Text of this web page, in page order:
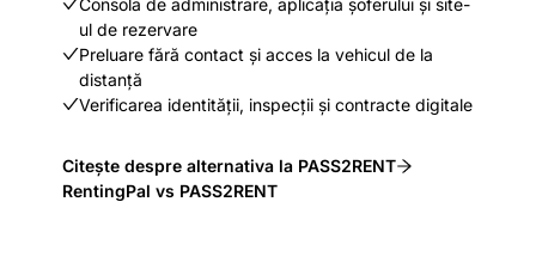
Consola de administrare, aplicația șoferului și site-
ul de rezervare
Preluare fără contact și acces la vehicul de la
distanță
Verificarea identității, inspecții și contracte digitale
Citește despre alternativa la PASS2RENT
RentingPal vs PASS2RENT